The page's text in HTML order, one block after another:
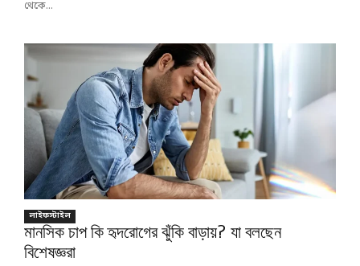
থেকে...
লাইফস্টাইল
মানসিক চাপ কি হৃদরোগের ঝুঁকি বাড়ায়? যা বলছেন
বিশেষজ্ঞরা